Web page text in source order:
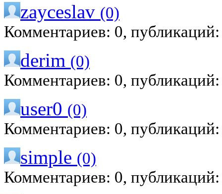
zayceslav (0)
Комментариев: 0,
derim (0)
Комментариев: 0,
user0 (0)
Комментариев: 0,
simple (0)
Комментариев: 0,